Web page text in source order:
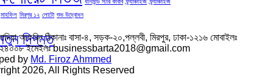
দিগন্ত
মাহফিল মিরপুর ১২ লোটো শুভ উদ্বোধন
আফরিন ঠিকানাঃ বাসা-৪, সড়ক-২০,পল্লবী, মিরপুর, ঢাকা-১২১৬ মোবাইলঃ
ইমেইলঃ businessbarta2018@gmail.com
by Md. Firoz Ahmmed
2026, All Rights Reserved